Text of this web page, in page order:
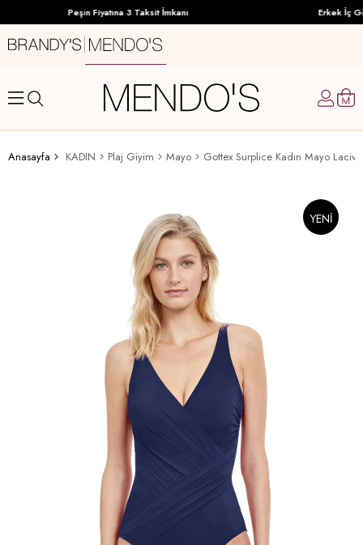
Peşin Fiyatına 3 Taksit İmkanı Erkek İç
Anasayfa KADIN Plaj Giyim Mayo Gottex Surplice Kadın Mayo
YENI